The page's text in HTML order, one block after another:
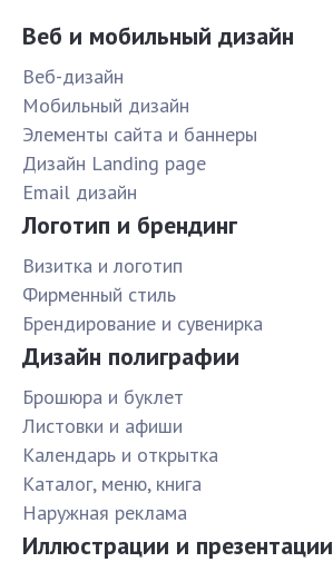
Веб и мобильный дизайн
Веб-дизайн
Мобильный дизайн
Элементы сайта и баннеры
Дизайн Landing page
Email дизайн
Логотип и брендинг
Визитка и логотип
Фирменный стиль
Брендирование и сувенирка
Дизайн полиграфии
Брошюра и буклет
Листовки и афиши
Календарь и открытка
Каталог, меню, книга
Наружная реклама
Иллюстрации и презентации